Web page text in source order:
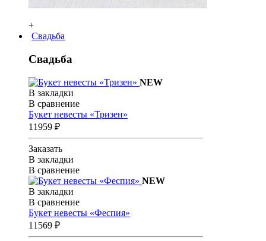
+
Свадьба
Свадьба
NEW
В закладки
В сравнение
Букет невесты «Тризен»
11959 ₽
Заказать
В закладки
В сравнение
NEW
В закладки
В сравнение
Букет невесты «Феспия»
11569 ₽